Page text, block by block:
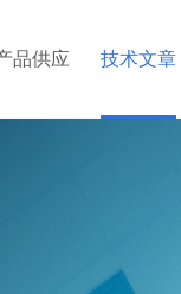
品供应 技术文章